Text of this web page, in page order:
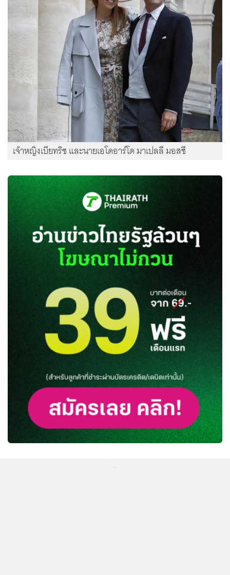
เจ้าหญิงเบียทริซ และนายเอโดอาร์โด มาเปลลี มอสซี